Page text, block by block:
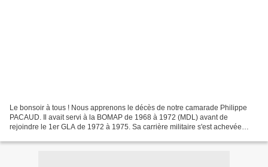
Le bonsoir à tous ! Nous apprenons le décès de notre camarade Philippe
PACAUD. Il avait servi à la BOMAP de 1968 à 1972 (MDL) avant de
rejoindre le 1er GLA de 1972 à 1975. Sa carrière militaire s'est achevée